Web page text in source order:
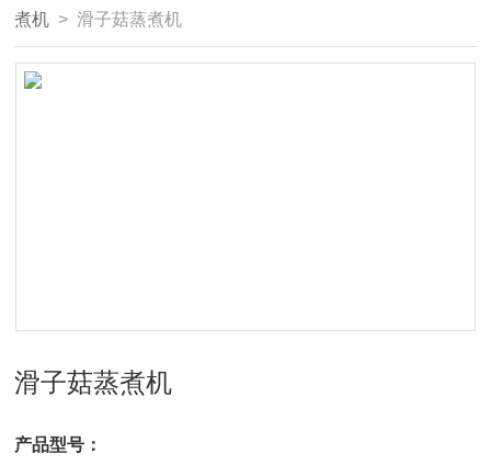
煮机 > 滑子菇蒸煮机
滑子菇蒸煮机
产品型号：